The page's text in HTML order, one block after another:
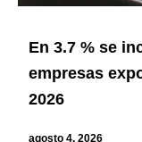
En 3.7 % se
empresas
2026
agosto 4, 2026